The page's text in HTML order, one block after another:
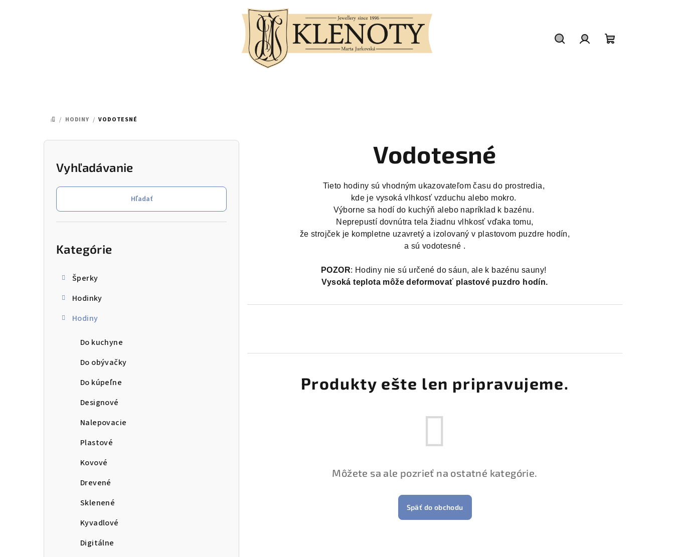
DOMOV
/ HODINY / VODOTESNÉ
Vyhľadávanie
Hľadať
Kategórie
Šperky
Hodinky
Hodiny
Do kuchyne
Do obývačky
Do kúpeľne
Designové
Nalepovacie
Plastové
Kovové
Drevené
Sklenené
Kyvadlové
Digitálne
Vodotesné
Tieto hodiny sú vhodným ukazovateľom času do prostredia,
kde je vysoká vlhkosť vzduchu alebo mokro.
Výborne sa hodí do kuchýň alebo napríklad k bazénu.
Neprepustí dovnútra tela žiadnu vlhkosť vďaka tomu,
že strojček je kompletne uzavretý a izolovaný v plastovom puzdre hodín,
a sú vodotesné .
POZOR: Hodiny nie sú určené do sáun, ale k bazénu sauny!
Vysoká teplota môže deformovať plastové puzdro hodín.
Produkty ešte len pripravujeme.
Môžete sa ale pozrieť na ostatné kategórie.
Späť do obchodu